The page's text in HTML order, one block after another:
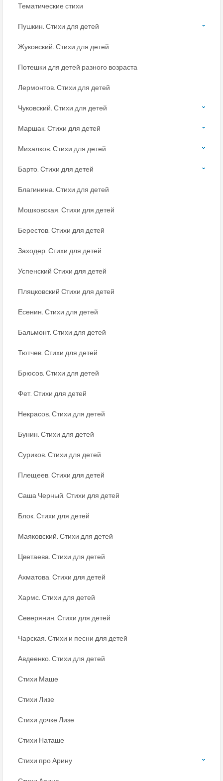
Тематические стихи
Пушкин. Стихи для детей
Жуковский. Стихи для детей
Потешки для детей разного возраста
Лермонтов. Стихи для детей
Чуковский. Стихи для детей
Маршак. Стихи для детей
Михалков. Стихи для детей
Барто. Стихи для детей
Благинина. Стихи для детей
Мошковская. Стихи для детей
Берестов. Стихи для детей
Заходер. Стихи для детей
Успенский Стихи для детей
Пляцковский Стихи для детей
Есенин. Стихи для детей
Бальмонт. Стихи для детей
Тютчев. Стихи для детей
Брюсов. Стихи для детей
Фет. Стихи для детей
Некрасов. Стихи для детей
Бунин. Стихи для детей
Суриков. Стихи для детей
Плещеев. Стихи для детей
Саша Черный. Стихи для детей
Блок. Стихи для детей
Маяковский. Стихи для детей
Цветаева. Стихи для детей
Ахматова. Стихи для детей
Хармс. Стихи для детей
Северянин. Стихи для детей
Чарская. Стихи и песни для детей
Авдеенко. Стихи для детей
Стихи Маше
Стихи Лизе
Стихи дочке Лизе
Стихи Наташе
Стихи про Арину